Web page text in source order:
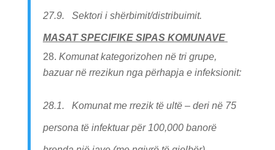
27.9. Sektori i shërbimit/distribuimit.
MASAT SPECIFIKE SIPAS KOMUNAVE
Komunat kategorizohen në tri grupe,
bazuar në rrezikun nga përhapja e infeksionit:
28.1. Komunat me rrezik të ultë – deri në 75
persona të infektuar për 100,000 banorë